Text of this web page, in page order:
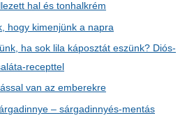
hal és tonhalkrém
hogy kimenjünk a napra
ha sok lila káposztát eszünk? Diós-
recepttel
van az emberekre
– sárgadinnyés-mentás